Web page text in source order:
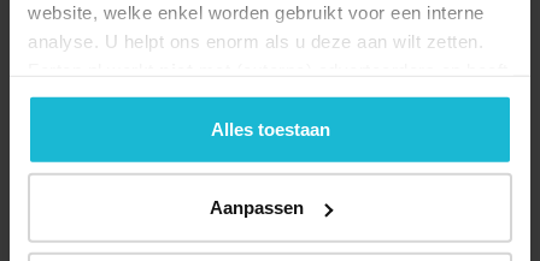
website, welke enkel worden gebruikt voor een interne
analyse. U helpt ons enorm als u deze aan wilt zetten.
geen commerciële doelstelling. U kunt deze cookies via
de knoppen accepteren, beheren of weigeren.
Alles toestaan
Aanpassen